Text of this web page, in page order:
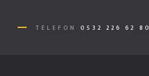
TELEFON 0532 226 62 80